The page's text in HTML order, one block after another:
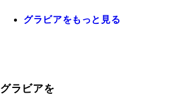
グラビアをもっと見る
グラビアを